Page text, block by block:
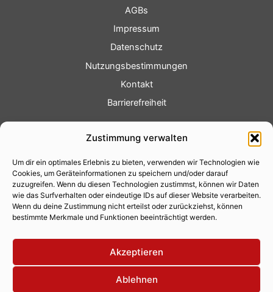
Zustimmung verwalten
Um dir ein optimales Erlebnis zu bieten, verwenden wir Technologien wie
Cookies, um Geräteinformationen zu speichern und/oder darauf
zuzugreifen. Wenn du diesen Technologien zustimmst, können wir Daten
wie das Surfverhalten oder eindeutige IDs auf dieser Website verarbeiten.
Wenn du deine Zustimmung nicht erteilst oder zurückziehst, können
bestimmte Merkmale und Funktionen beeinträchtigt werden.
Akzeptieren
Ablehnen
AGBs
Impressum
Datenschutz
Nutzungsbestimmungen
Kontakt
Barrierefreiheit
Fotoservice
Videoservice
Werbung
Contenterstellung
Lokalnachrichten
Lokalfernsehen
Eventkalender